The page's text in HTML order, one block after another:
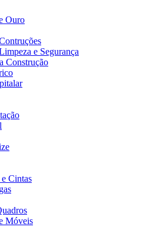
Ouro
e Segurança
Construção
Cintas
Móveis